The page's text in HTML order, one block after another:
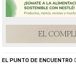
EL PUNTO DE ENCUENTRO